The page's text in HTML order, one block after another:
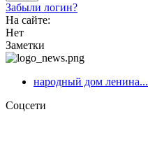
Забыли логин?
На сайте:
Нет
Заметки
народный дом ленина...
Соцсети